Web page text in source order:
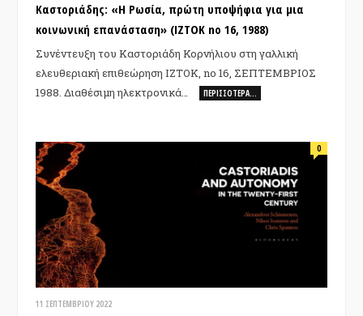
Καστοριάδης: «Η Ρωσία, πρώτη υποψήφια για μια
κοινωνική επανάσταση» (IZTOK no 16, 1988)
Συνέντευξη του Καστοριάδη Κορνήλιου στη γαλλική
ελευθεριακή επιθεώρηση IZTOK, no 16, ΣΕΠΤΕΜΒΡΙΟΣ
1988. Διαθέσιμη ηλεκτρονικά…
ΠΕΡΙΣΣΌΤΕΡΑ…
11 ΣΕΠΤΕΜΒΡΊΟΥ 2022
0